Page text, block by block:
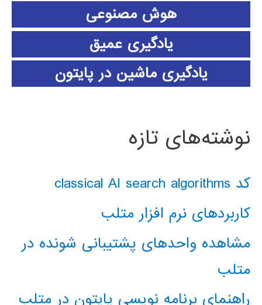
هوش مصنوعی
یادگیری عمیق
یادگیری ماشین در پایتون
نوشته‌های تازه
کد classical AI search algorithms
کاربردهای نرم افزار متلب
مشاهده واحدهای پشتیبانی شونده در
متلب
راهنمای برنامه نویسی پایتون در متلب